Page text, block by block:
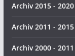
Archiv 2015 - 2020
Archiv 2011 - 2015
Archiv 2000 - 2011